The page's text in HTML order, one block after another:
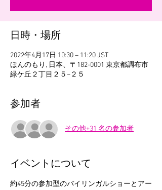
日時・場所
2022年4月17日 10:30 – 11:20 JST
ほんのもり, 日本、〒182-0001 東京都調布市
緑ケ丘２丁目２５−２５
参加者
その他+31 名の参加者
イベントについて
約45分の参加型のバイリンガルショーとアー